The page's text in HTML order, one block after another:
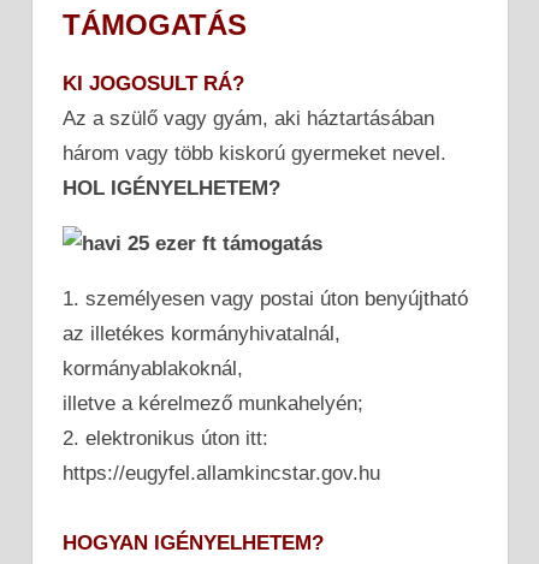
TÁMOGATÁS
KI JOGOSULT RÁ?
Az a szülő vagy gyám, aki háztartásában
három vagy több kiskorú gyermeket nevel.
HOL IGÉNYELHETEM?
1. személyesen vagy postai úton benyújtható
az illetékes kormányhivatalnál,
kormányablakoknál,
illetve a kérelmező munkahelyén;
2. elektronikus úton itt:
https://eugyfel.allamkincstar.gov.hu
HOGYAN IGÉNYELHETEM?